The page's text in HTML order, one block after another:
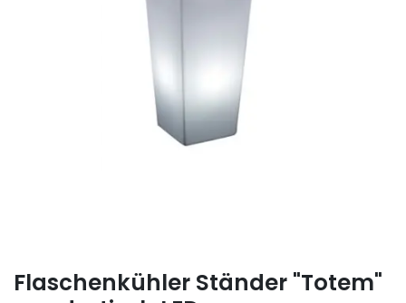
Flaschenkühler Ständer "Totem"